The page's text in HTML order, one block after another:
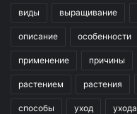
виды выращивание
описание особенности
применение причины
растением растения
способы уход ухода